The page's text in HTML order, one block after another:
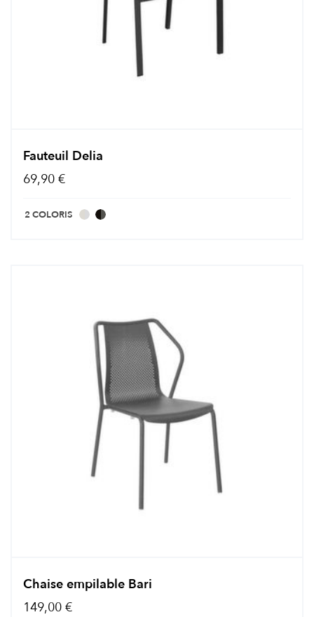
Fauteuil Delia
69,90 €
2 COLORIS
Chaise empilable Bari
149,00 €